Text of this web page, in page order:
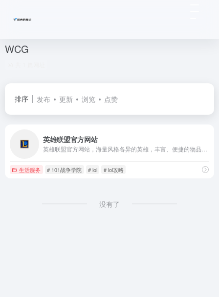
WCG
排序 发布 更新 浏览 点赞
英雄联盟官方网站
生活服务 # 101战争学院 # lol # lol攻略
没有了